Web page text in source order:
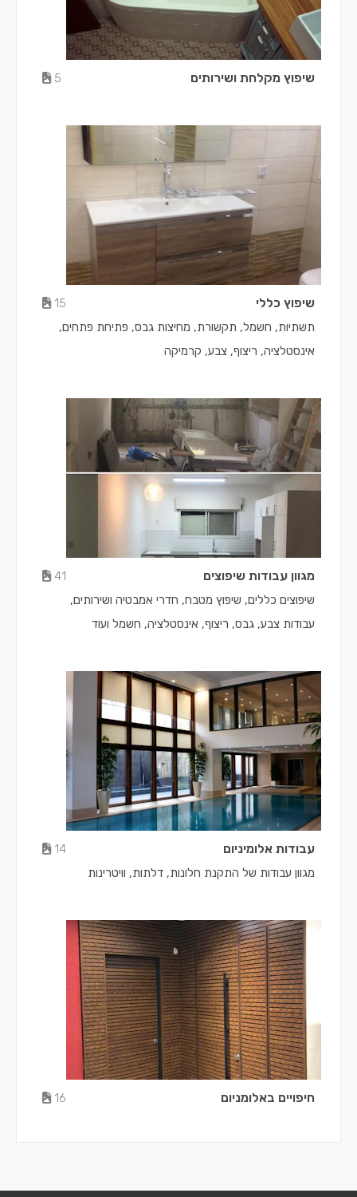
שיפוץ מקלחת ושירותים 5
שיפוץ כללי
15
תשתיות, חשמל, תקשורת, מחיצות גבס, פתיחת פתחים,
אינסטלציה, ריצוף, צבע, קרמיקה
מגוון עבודות שיפוצים
41
שיפוצים כללים, שיפוץ מטבח, חדרי אמבטיה ושירותים,
עבודות צבע, גבס, ריצוף, אינסטלציה, חשמל ועוד
עבודות אלומיניום
14
מגוון עבודות של התקנת חלונות, דלתות, וויטרינות
חיפויים באלומניום 16